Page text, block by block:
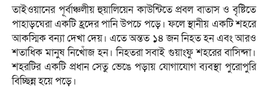
তাইওয়ানের পূর্বাঞ্চলীয় হুয়ালিয়েন কাউন্টিতে প্রবল বাতাস ও বৃষ্টিতে
পাহাড়ঘেরা একটি হ্রদের পানি উপচে পড়ে। ফলে স্থানীয় একটি শহরে
আকস্মিক বন্যা দেখা দেয়। এতে অন্তত ১৪ জন নিহত হন এবং আরও
শতাধিক মানুষ নিখোঁজ হন। নিহতরা সবাই গুয়াংফু শহরের বাসিন্দা।
শহরটির একটি প্রধান সেতু ভেঙে পড়ায় যোগাযোগ ব্যবস্থা পুরোপুরি
বিচ্ছিন্ন হয়ে পড়ে।